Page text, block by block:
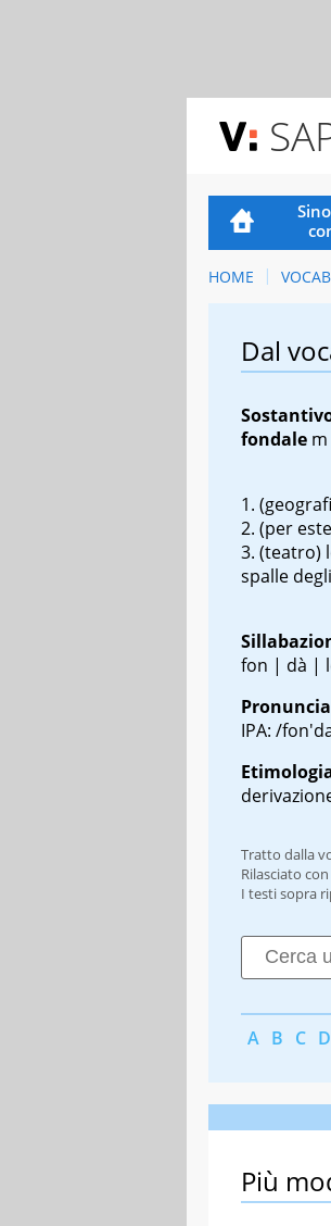
HOME
Dal
fondale
(per
(teatro)
spalle
fon | dà |
Pronuncia
IPA: /
Tratto dalla
Rilasciato con
I testi sopra
A B C D
Più